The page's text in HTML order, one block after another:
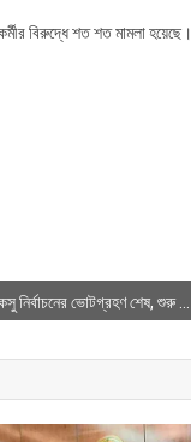
বিরুদ্ধে শত শত মামলা হয়েছে।